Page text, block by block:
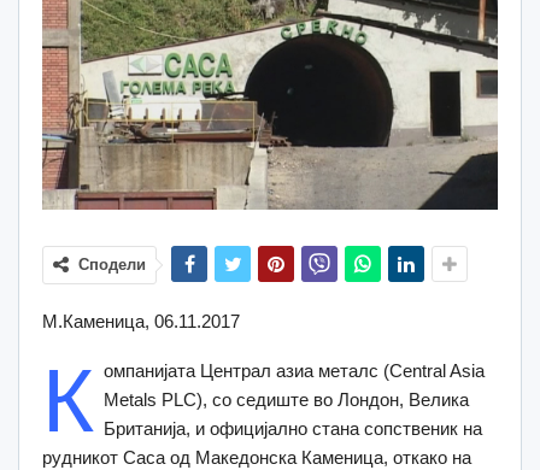
Сподели
М.Каменица, 06.11.2017
К омпанијата Централ азиа металс (Central Asia
Metals PLC), со седиште во Лондон, Велика
Британија, и официјално стана сопственик на
рудникот Саса од Македонска Каменица, откако на